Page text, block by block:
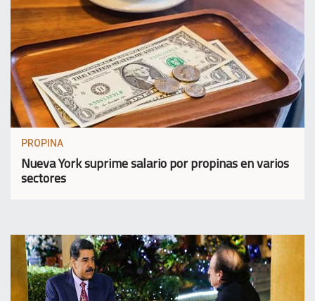
PROPINA
Nueva York suprime salario por propinas en varios
sectores